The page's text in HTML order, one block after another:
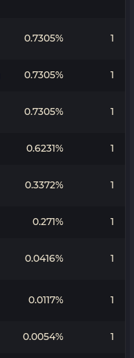
0.7305% 1
0.7305% 1
0.7305% 1
0.6231% 1
0.3372% 1
0.271% 1
0.0416% 1
0.0117% 1
0.0054% 1